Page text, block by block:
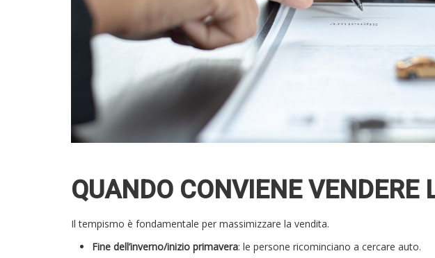
QUANDO CONVIENE VENDERE
Il tempismo è fondamentale per massimizzare la vendita.
Fine dell’inverno/inizio primavera: le persone ricominciano a cercare auto.